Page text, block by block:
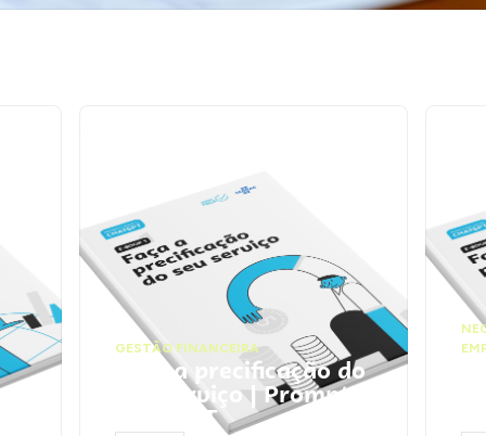
GESTÃO FINANCEIRA
Faça a precificação do
seu serviço | Prompts
ChatGPT